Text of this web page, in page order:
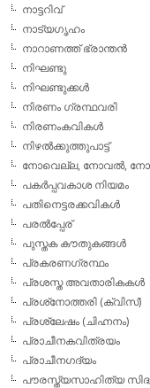
നാട്ടറിവ്
നാട്യഗൃഹം
നാറാണത്ത് ഭ്രാന്തന്‍
നിഘണ്ടു
നിഘണ്ടുക്കള്‍
നിരണം ഗ്രന്ഥവരി
നിരണംകവികള്‍
നിഴല്‍ക്കുത്തുപാട്ട്
നോവെല്ല, നോവല്‍,
പകര്‍പ്പവകാശ നിയമം
പതിനെട്ടരക്കവികള്‍
പരല്‍പ്പേര്
പുസ്തക കൗതുകങ്ങള്‍
പ്രകരണഗ്രന്ഥം
പ്രശസ്ത അവതാരികകള്‍
പ്രശ്‌നോത്തരി (ക്വിസ്)
പ്രശ്ലേഷം (ചിഹ്നനം)
പ്രാചീനകവിത്രയം
പ്രാചീനഗദ്യം
പൗരസ്ത്യസാഹിത്യ